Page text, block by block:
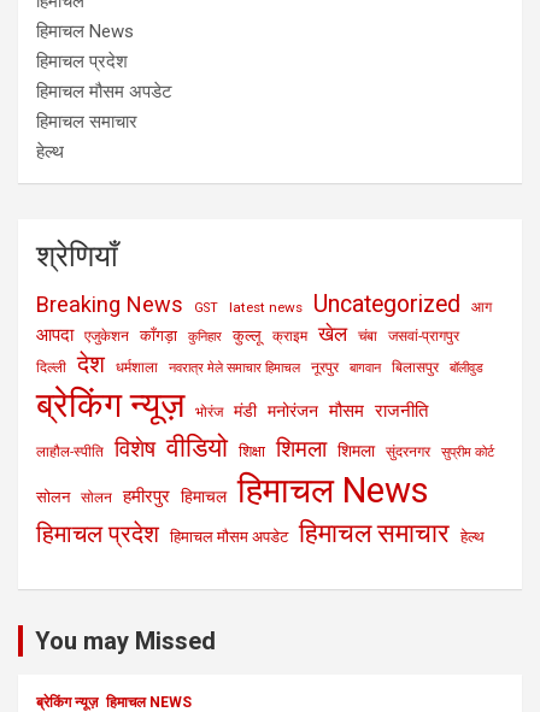
हिमाचल News
हिमाचल प्रदेश
हिमाचल मौसम अपडेट
हिमाचल समाचार
हेल्थ
श्रेणियाँ
Breaking News GST latest news Uncategorized आग
आपदा एजुकेशन काँगड़ा कुनिहार कुल्लू क्राइम खेल चंबा
जसवां-प्रागपुर
दिल्ली
देश धर्मशाला नवरात्र मेले समाचार हिमाचल नूरपुर बागवान बिलासपुर बॉलीवुड
ब्रेकिंग न्यूज़ भोरंज मंडी मनोरंजन मौसम राजनीति
लाहौल-स्पीति विशेष वीडियो शिक्षा शिमला शिमला सुंदरनगर सुप्रीम कोर्ट
सोलन सोलन हमीरपुर हिमाचल हिमाचल News
हिमाचल प्रदेश हिमाचल मौसम अपडेट हिमाचल समाचार हेल्थ
You may Missed
ब्रेकिंग न्यूज़ हिमाचल NEWS